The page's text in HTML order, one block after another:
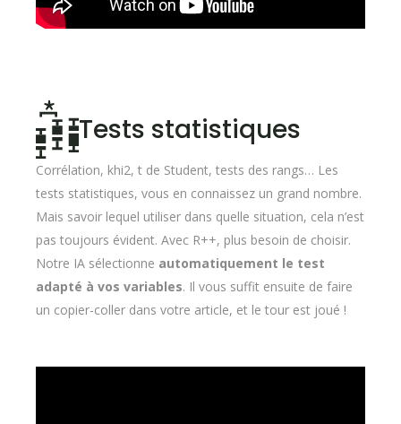
Tests statistiques
Corrélation, khi2, t de Student, tests des rangs… Les
tests statistiques, vous en connaissez un grand nombre.
Mais savoir lequel utiliser dans quelle situation, cela n’est
pas toujours évident. Avec R++, plus besoin de choisir.
Notre IA sélectionne automatiquement le test
adapté à vos variables. Il vous suffit ensuite de faire
un copier-coller dans votre article, et le tour est joué !